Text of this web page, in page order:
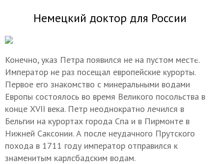
Немецкий доктор для России
Конечно, указ Петра появился не на пустом месте.
Император не раз посещал европейские курорты.
Первое его знакомство с минеральными водами
Европы состоялось во время Великого посольства в
конце XVII века. Петр неоднократно лечился в
Бельгии на курортах города Спа и в Пирмонте в
Нижней Саксонии. А после неудачного Прутского
похода в 1711 году император отправился к
знаменитым карлсбадским водам.